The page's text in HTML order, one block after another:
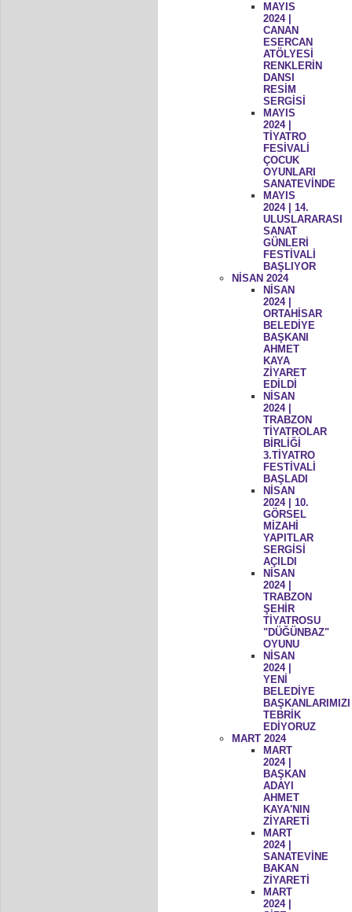
MAYIS
2024 |
CANAN
ESERCAN
ATÖLYESİ
RENKLERİN
DANSI
RESİM
SERGİSİ
MAYIS
2024 |
TİYATRO
FESİVALİ
ÇOCUK
OYUNLARI
SANATEVİNDE
MAYIS
2024 | 14.
ULUSLARARASI
SANAT
GÜNLERİ
FESTİVALİ
BAŞLIYOR
NİSAN 2024
NİSAN
2024 |
ORTAHİSAR
BELEDİYE
BAŞKANI
AHMET
KAYA
ZİYARET
EDİLDİ
NİSAN
2024 |
TRABZON
TİYATROLAR
BİRLİĞİ
3.TİYATRO
FESTİVALİ
BAŞLADI
NİSAN
2024 | 10.
GÖRSEL
MİZAHİ
YAPITLAR
SERGİSİ
AÇILDI
NİSAN
2024 |
TRABZON
ŞEHİR
TİYATROSU
"DÜĞÜNBAZ"
OYUNU
NİSAN
2024 |
YENİ
BELEDİYE
BAŞKANLARIMIZI
TEBRİK
EDİYORUZ
MART 2024
MART
2024 |
BAŞKAN
ADAYI
AHMET
KAYA'NIN
ZİYARETİ
MART
2024 |
SANATEVİNE
BAKAN
ZİYARETİ
MART
2024 |